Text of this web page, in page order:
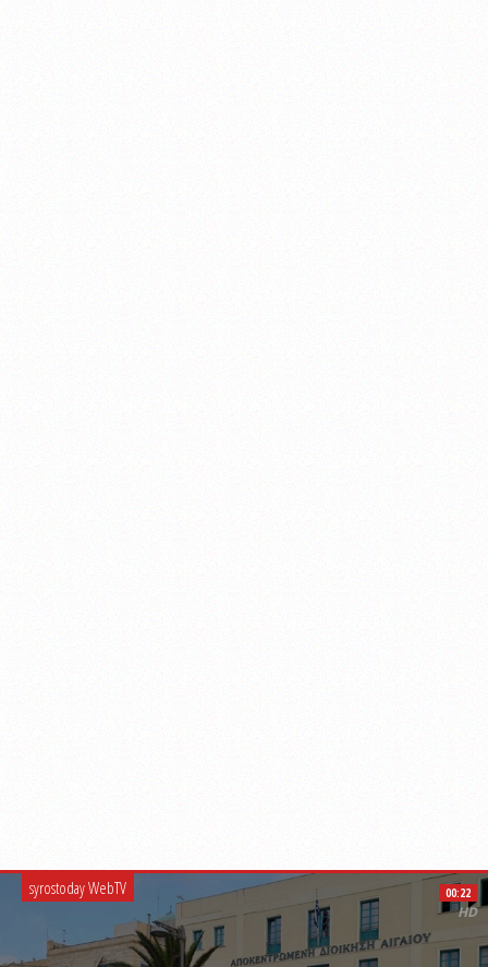
syrostoday WebTV 00:22
HD